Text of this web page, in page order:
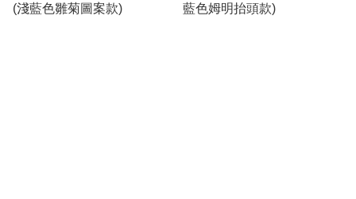
(淺藍色雛菊圖案款)
藍色姆明抬頭款)